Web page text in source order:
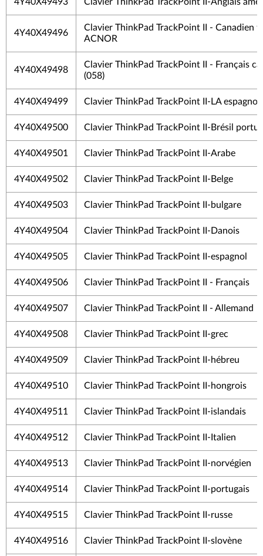
4Y40X49493 Clavier ThinkPad TrackPoint II-Anglais
4Y40X49496
Clavier ThinkPad TrackPoint II - Canadien
ACNOR
4Y40X49498
Clavier ThinkPad TrackPoint II - Français
(058)
4Y40X49499 Clavier ThinkPad TrackPoint II-LA espagnol
4Y40X49500 Clavier ThinkPad TrackPoint II-Brésil
4Y40X49501 Clavier ThinkPad TrackPoint II-Arabe
4Y40X49502 Clavier ThinkPad TrackPoint II-Belge
4Y40X49503 Clavier ThinkPad TrackPoint II-bulgare
4Y40X49504 Clavier ThinkPad TrackPoint II-Danois
4Y40X49505 Clavier ThinkPad TrackPoint II-espagnol
4Y40X49506 Clavier ThinkPad TrackPoint II - Français
4Y40X49507 Clavier ThinkPad TrackPoint II - Allemand
4Y40X49508 Clavier ThinkPad TrackPoint II-grec
4Y40X49509 Clavier ThinkPad TrackPoint II-hébreu
4Y40X49510 Clavier ThinkPad TrackPoint II-hongrois
4Y40X49511 Clavier ThinkPad TrackPoint II-islandais
4Y40X49512 Clavier ThinkPad TrackPoint II-Italien
4Y40X49513 Clavier ThinkPad TrackPoint II-norvégien
4Y40X49514 Clavier ThinkPad TrackPoint II-portugais
4Y40X49515 Clavier ThinkPad TrackPoint II-russe
4Y40X49516 Clavier ThinkPad TrackPoint II-slovène